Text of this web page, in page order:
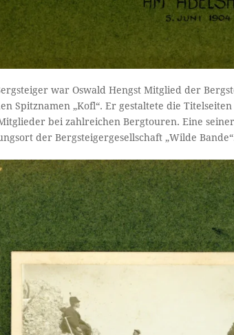
war Oswald Hengst Mitglied der
Spitznamen „Kofl“. Er gestaltete die
bei zahlreichen Bergtouren. Eine
der Bergsteigergesellschaft „Wilde